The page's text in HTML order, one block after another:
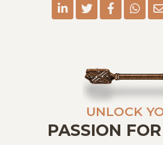
linkedin
twitter
UNLOCK
PASSION